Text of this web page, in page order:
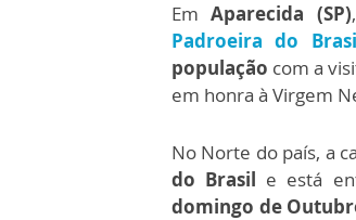
EmAparecida (SP)
Padroeira do
população com a
em honra à Virgem
No Norte do país, a
do Brasil e está
domingo de